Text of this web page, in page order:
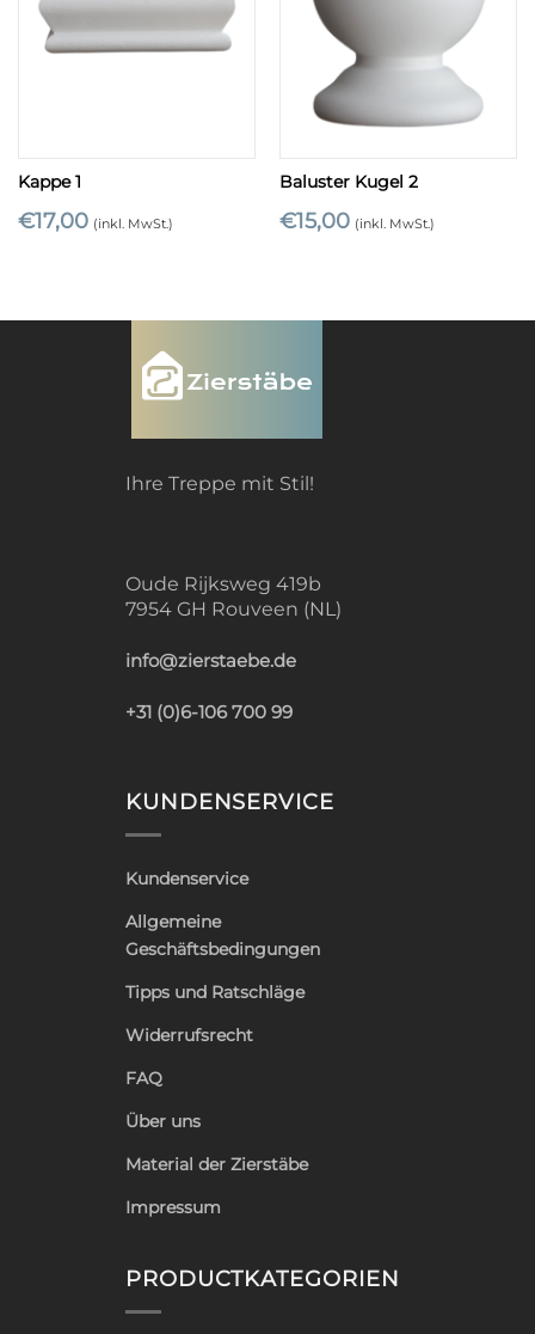
Kappe 1
€17,00 (inkl. MwSt.)
Baluster Kugel 2
€15,00 (inkl. MwSt.)
Ihre Treppe mit Stil!
Oude Rijksweg 419b
7954 GH Rouveen (NL)
info@zierstaebe.de
+31 (0)6-106 700 99
KUNDENSERVICE
Kundenservice
Allgemeine
Geschäftsbedingungen
Tipps und Ratschläge
Widerrufsrecht
FAQ
Über uns
Material der Zierstäbe
Impressum
PRODUCTKATEGORIEN